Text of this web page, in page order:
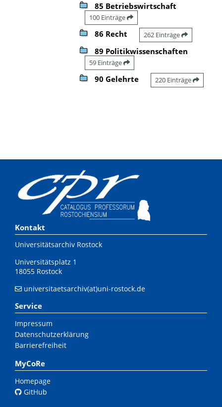
85 Betriebswirtschaft
100 Einträge
86 Recht 262 Einträge
89 Politikwissenschaften
59 Einträge
90 Gelehrte 220 Einträge
Kontakt
Universitätsarchiv Rostock
Universitätsplatz 1
18055 Rostock
universitaetsarchiv(at)uni-rostock.de
Service
Impressum
Datenschutzerklärung
Barrierefreiheit
MyCoRe
Homepage
GitHub